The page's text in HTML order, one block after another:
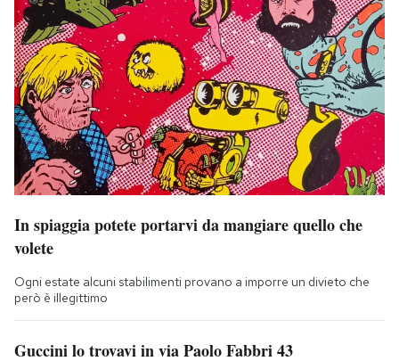
In spiaggia potete portarvi da mangiare quello che
volete
Ogni estate alcuni stabilimenti provano a imporre un divieto che
però è illegittimo
Guccini lo trovavi in via Paolo Fabbri 43